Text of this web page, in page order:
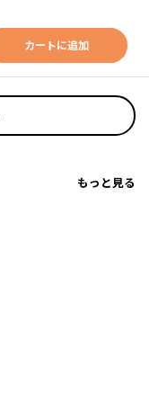
カートに追加
もっと見る